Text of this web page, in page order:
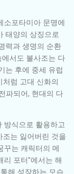
소포타미아 문명에
태양의 상징으로
력과 생명의 순환
서도 불사조는 다
는 후에 중세 유럽
처럼 고대 신화의
파되어, 현대의 다
방식으로 활용하고
조는 잃어버린 것을
꾸는 캐릭터의 메
리 포터"에서는 해
해 성장하는 모습